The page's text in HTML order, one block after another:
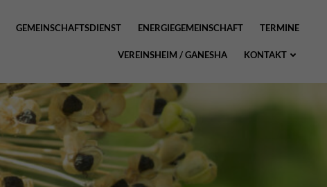
GEMEINSCHAFTSDIENST ENERGIEGEMEINSCHAFT TERMINE
VEREINSHEIM / GANESHA KONTAKT